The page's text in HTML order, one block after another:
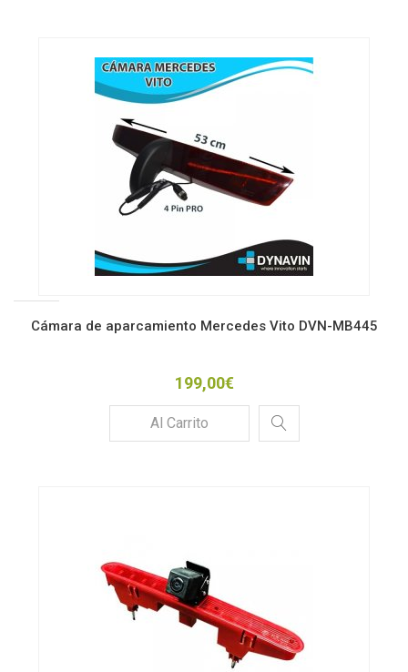
Cámara de aparcamiento Mercedes Vito DVN-MB445
199,00€
Al Carrito